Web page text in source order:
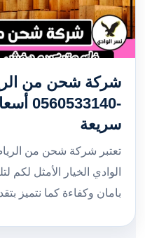
شركة شحن من
-
سريعة
تعتبر شركة شحن من
الوادي الخيار الأمثل لكم
بامان وكفاءة كما نتميز